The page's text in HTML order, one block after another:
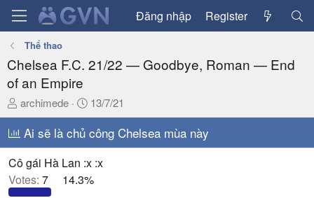
Đăng nhập Register
Thể thao
Chelsea F.C. 21/22 — Goodbye, Roman — End
of an Empire
T
h
e
a
d
s
archimede
N
g
à
y
g
ử
13/7/21
Ai sẽ là chủ công Chelsea mùa này
Cô gái Hà Lan :x :x
Votes: 7 14.3%